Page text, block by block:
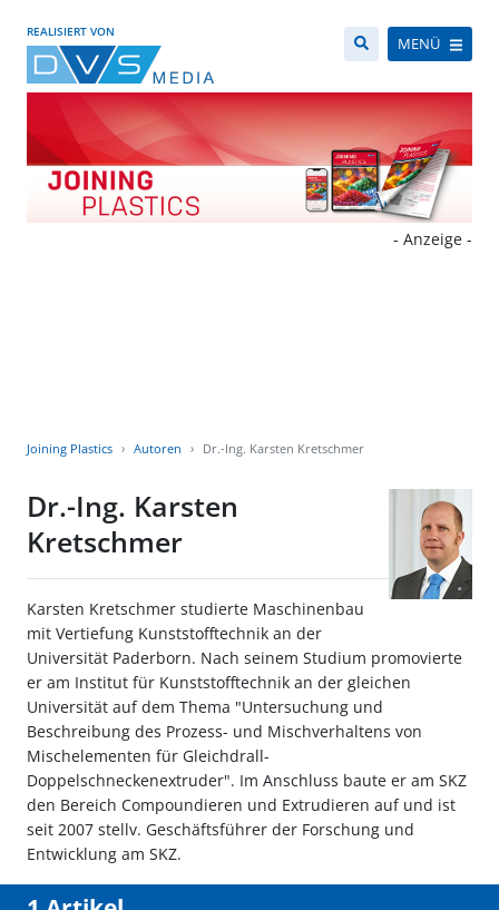
REALISIERT VON
MENÜ
- Anzeige -
Joining Plastics Autoren Dr.-Ing. Karsten Kretschmer
Dr.-Ing. Karsten
Kretschmer
Karsten Kretschmer studierte Maschinenbau
mit Vertiefung Kunststofftechnik an der
Universität Paderborn. Nach seinem Studium promovierte
er am Institut für Kunststofftechnik an der gleichen
Universität auf dem Thema "Untersuchung und
Beschreibung des Prozess- und Mischverhaltens von
Mischelementen für Gleichdrall-
Doppelschneckenextruder". Im Anschluss baute er am SKZ
den Bereich Compoundieren und Extrudieren auf und ist
seit 2007 stellv. Geschäftsführer der Forschung und
Entwicklung am SKZ.